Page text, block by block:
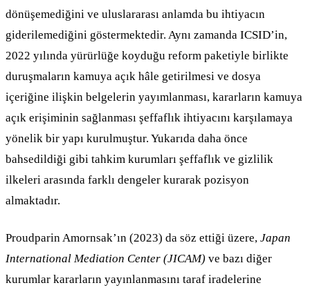
dönüşemediğini ve uluslararası anlamda bu ihtiyacın
giderilemediğini göstermektedir. Aynı zamanda ICSID’in,
2022 yılında yürürlüğe koyduğu reform paketiyle birlikte
duruşmaların kamuya açık hâle getirilmesi ve dosya
içeriğine ilişkin belgelerin yayımlanması, kararların kamuya
açık erişiminin sağlanması şeffaflık ihtiyacını karşılamaya
yönelik bir yapı kurulmuştur. Yukarıda daha önce
bahsedildiği gibi tahkim kurumları şeffaflık ve gizlilik
ilkeleri arasında farklı dengeler kurarak pozisyon
almaktadır.
Proudparin Amornsak’ın (2023) da söz ettiği üzere, Japan
International Mediation Center (JICAM) ve bazı diğer
kurumlar kararların yayınlanmasını taraf iradelerine